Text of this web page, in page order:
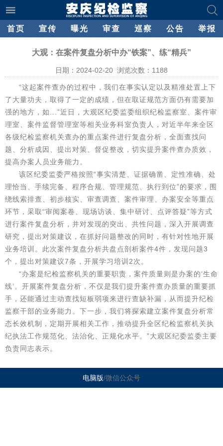
首页 宣传 曝光 审查 巡察 公告 举报
大观：在案件复盘分析中办“铁案”、练“精兵”
日期：2024-02-20 浏览次数： 1188
“这起案件查办的过程中，我们在事实认定以及精准处置上下
了大量功夫，取得了一定的成绩，但在取证规范方面仍有需要加
强的地方，如...”近日，大观区纪委监委组织纪检监察室、案件审
理室、案件监督管理室等相关业务科室负责人，对近半年来全区
各级纪检监察机关查办的重点案件进行复盘分析，全面查找问
题、分析成因、提出对策、督促整改，切实提升案件查办质效，
提高办案人员业务能力。
该区纪委监委严格按照“事实清楚、证据确凿、定性准确、处
理恰当、手续完备、程序合规、管理规范、执行到位”的要求，围
绕线索排查、初步核实、审查调查、案件审理、办案安全等重点
环节，采取“审阅案卷、现场访谈、集中研讨、点评答疑”等方式
进行案件复盘分析，并对发现的突出、共性问题，深入开展调查
研究，提出对策建议，在抓好问题整改的同时，有针对性地开展
业务培训。此次案件复盘分析共盘点剖析案件4件，发现问题3
个，提出对策建议7条，开展学习培训2次。
“办案是纪检监察机关的重要职责，案件质量则是办案的‘生命
线’。开展案件复盘分析，不仅是我们提升案件查办质量的重要抓
手，还能通过主动查找短板弱项来进行查缺补漏，从而提升纪检
监察干部的业务能力。下一步，我们将探索建立案件复盘分析常
态长效机制，定期开展相关工作，推动提升全区纪检监察机关执
纪执法工作规范化、法治化、正规化水平。”大观区纪委监委主要
负责同志表示。
电脑版/微信公众号